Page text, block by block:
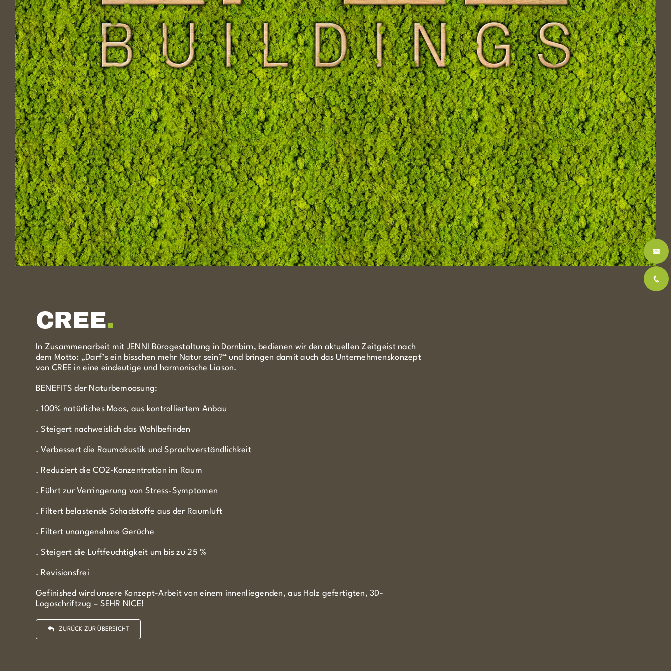
CREE.
In Zusammenarbeit mit JENNI Bürogestaltung in Dornbirn, bedienen wir den aktuellen Zeitgeist nach
dem Motto: „Darf’s ein bisschen mehr Natur sein?“ und bringen damit auch das Unternehmenskonzept
von CREE in eine eindeutige und harmonische Liason.
BENEFITS der Naturbemoosung:
. 100% natürliches Moos, aus kontrolliertem Anbau
. Steigert nachweislich das Wohlbefinden
. Verbessert die Raumakustik und Sprachverständlichkeit
. Reduziert die CO2-Konzentration im Raum
. Führt zur Verringerung von Stress-Symptomen
. Filtert belastende Schadstoffe aus der Raumluft
. Filtert unangenehme Gerüche
. Steigert die Luftfeuchtigkeit um bis zu 25 %
. Revisionsfrei
Gefinished wird unsere Konzept-Arbeit von einem innenliegenden, aus Holz gefertigten, 3D-
Logoschriftzug – SEHR NICE!
ZURÜCK ZUR ÜBERSICHT